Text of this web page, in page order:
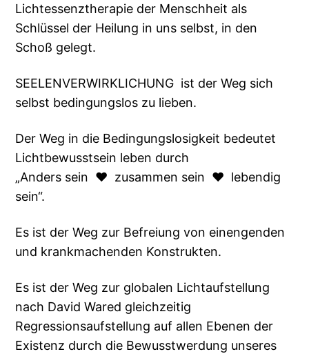
Lichtessenztherapie der Menschheit als
Schlüssel der Heilung in uns selbst, in den
Schoß gelegt.
SEELENVERWIRKLICHUNG ist der Weg sich
selbst bedingungslos zu lieben.
Der Weg in die Bedingungslosigkeit bedeutet
Lichtbewusstsein leben durch
„Anders sein ♥ zusammen sein ♥ lebendig
sein“.
Es ist der Weg zur Befreiung von einengenden
und krankmachenden Konstrukten.
Es ist der Weg zur globalen Lichtaufstellung
nach David Wared gleichzeitig
Regressionsaufstellung auf allen Ebenen der
Existenz durch die Bewusstwerdung unseres